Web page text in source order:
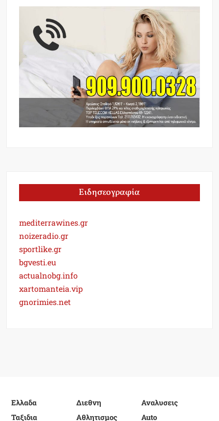
Ειδησεογραφία
mediterrawines.gr
noizeradio.gr
sportlike.gr
bgvesti.eu
actualnobg.info
xartomanteia.vip
gnorimies.net
Ελλαδα Διεθνη
Αναλυσεις
Ταξιδια
Αθλητισμος Auto